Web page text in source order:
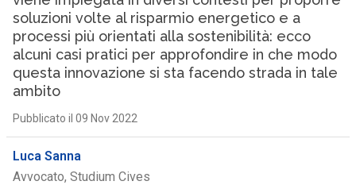
soluzioni volte al risparmio energetico e a
processi più orientati alla sostenibilità: ecco
alcuni casi pratici per approfondire in che modo
questa innovazione si sta facendo strada in tale
ambito
Pubblicato il 09 Nov 2022
Luca Sanna
Avvocato, Studium Cives